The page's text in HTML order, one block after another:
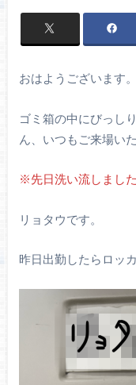
おはようございます。
ゴミ箱の中にびっし
ん、いつもご来場い
※先日洗い流しまし
リョタウです。
昨日出勤したらロッ